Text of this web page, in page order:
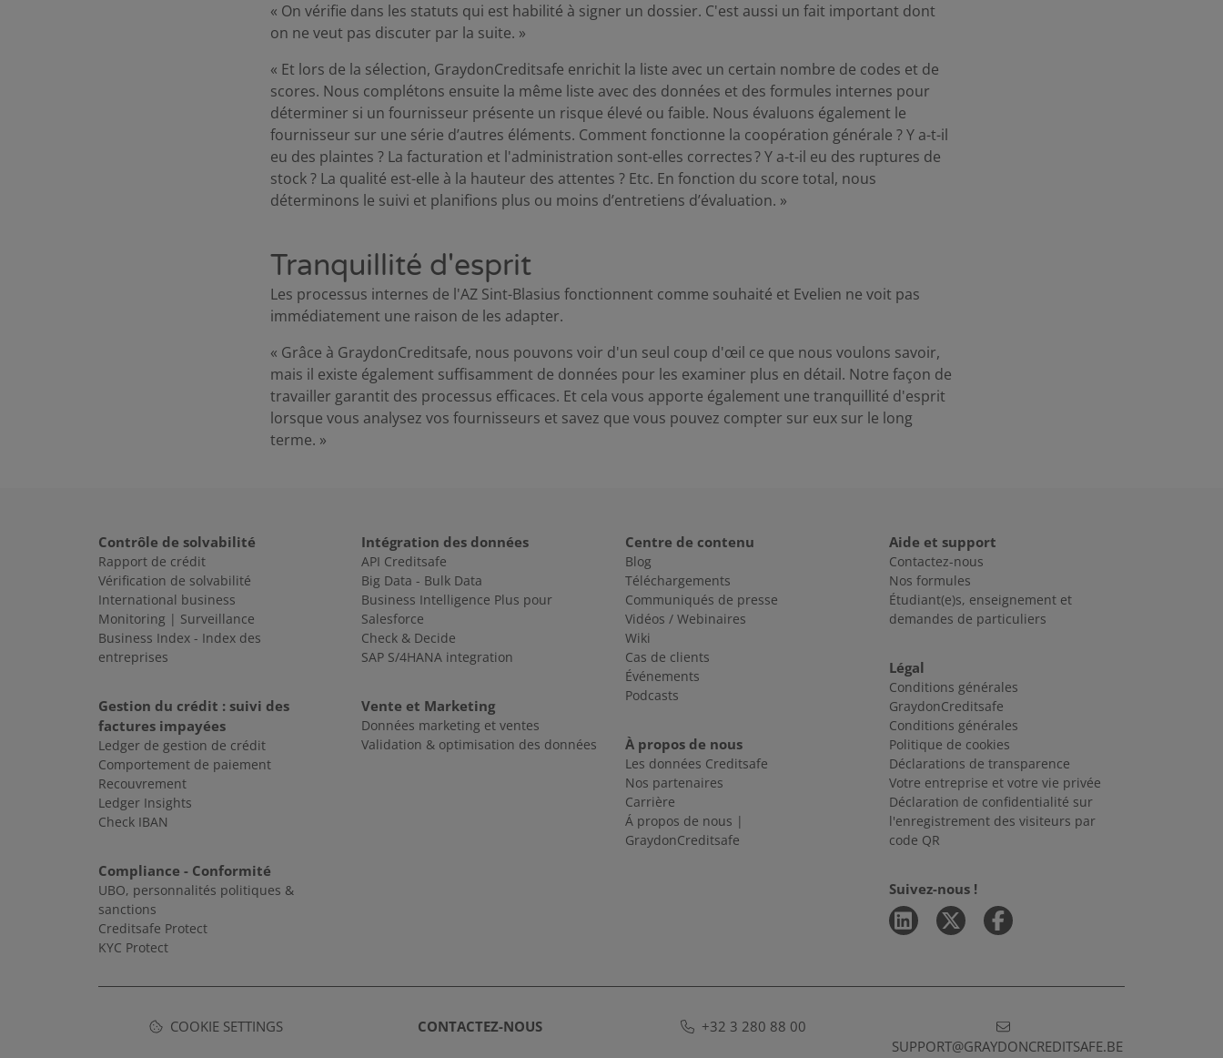
« On vérifie dans les statuts qui est habilité à signer un dossier. C'est aussi un fait important dont
on ne veut pas discuter par la suite. »
« Et lors de la sélection, GraydonCreditsafe enrichit la liste avec un certain nombre de codes et de
scores. Nous complétons ensuite la même liste avec des données et des formules internes pour
déterminer si un fournisseur présente un risque élevé ou faible. Nous évaluons également le
fournisseur sur une série d’autres éléments. Comment fonctionne la coopération générale ? Y a-t-il
eu des plaintes ? La facturation et l'administration sont-elles correctes ? Y a-t-il eu des ruptures de
stock ? La qualité est-elle à la hauteur des attentes ? Etc. En fonction du score total, nous
déterminons le suivi et planifions plus ou moins d’entretiens d’évaluation. »
Tranquillité d'esprit
Les processus internes de l'AZ Sint-Blasius fonctionnent comme souhaité et Evelien ne voit pas
immédiatement une raison de les adapter.
« Grâce à GraydonCreditsafe, nous pouvons voir d'un seul coup d'œil ce que nous voulons savoir,
mais il existe également suffisamment de données pour les examiner plus en détail. Notre façon de
travailler garantit des processus efficaces. Et cela vous apporte également une tranquillité d'esprit
lorsque vous analysez vos fournisseurs et savez que vous pouvez compter sur eux sur le long
terme. »
Contrôle de solvabilité
Rapport de crédit
Vérification de solvabilité
International business
Monitoring | Surveillance
Business Index - Index des
entreprises
Gestion du crédit : suivi des
factures impayées
Ledger de gestion de crédit
Comportement de paiement
Recouvrement
Ledger Insights
Check IBAN
Compliance - Conformité
UBO, personnalités politiques &
sanctions
Creditsafe Protect
KYC Protect
Intégration des données
API Creditsafe
Big Data - Bulk Data
Business Intelligence Plus pour
Salesforce
Check & Decide
SAP S/4HANA integration
Vente et Marketing
Données marketing et ventes
Validation & optimisation des données
Centre de contenu
Blog
Téléchargements
Communiqués de presse
Vidéos / Webinaires
Wiki
Cas de clients
Événements
Podcasts
À propos de nous
Les données Creditsafe
Nos partenaires
Carrière
Á propos de nous |
GraydonCreditsafe
Aide et support
Contactez-nous
Nos formules
Étudiant(e)s, enseignement et
demandes de particuliers
Légal
Conditions générales
GraydonCreditsafe
Conditions générales
Politique de cookies
Déclarations de transparence
Votre entreprise et votre vie privée
Déclaration de confidentialité sur
l'enregistrement des visiteurs par
code QR
Suivez-nous !
COOKIE SETTINGS CONTACTEZ-NOUS
+32 3 280 88 00
SUPPORT@GRAYDONCREDITSAFE.BE